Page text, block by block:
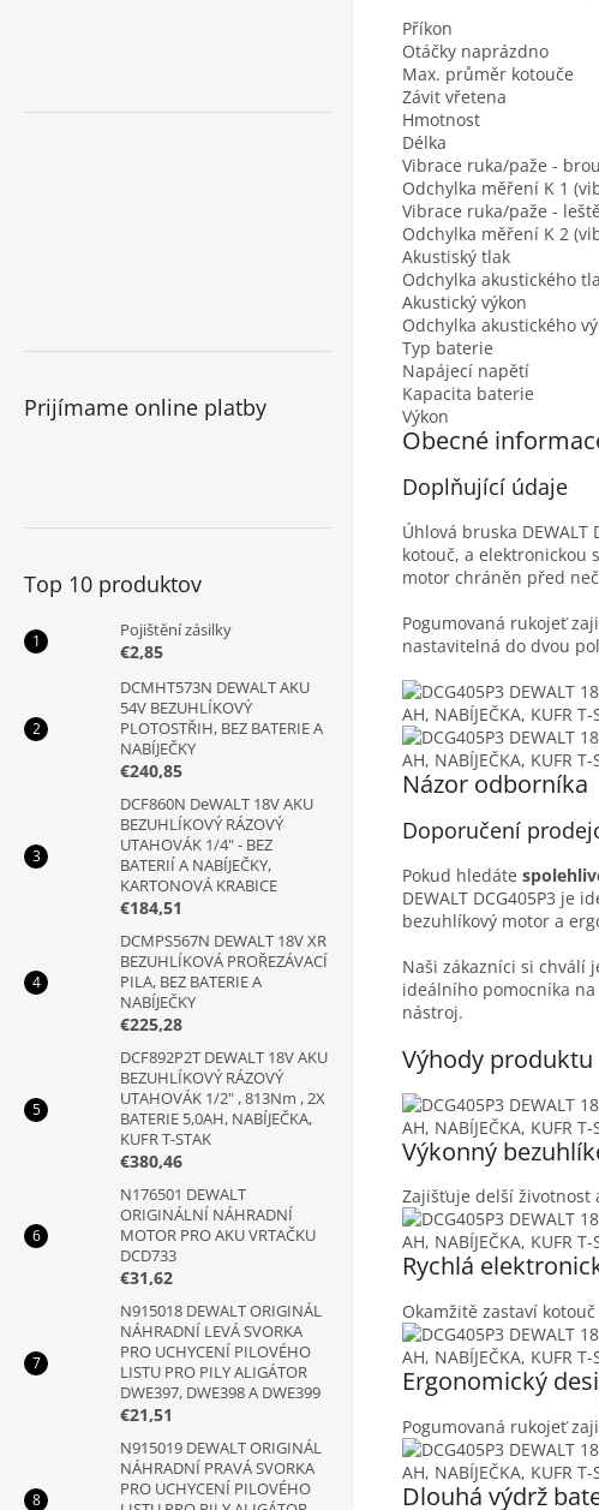
Prijímame online platby
Top 10 produktov
Pojištění zásilky
€2,85
DCMHT573N DEWALT AKU
54V BEZUHLÍKOVÝ
PLOTOSTŘIH, BEZ BATERIE A
NABÍJEČKY
€240,85
DCF860N DeWALT 18V AKU
BEZUHLÍKOVÝ RÁZOVÝ
UTAHOVÁK 1/4" - BEZ
BATERIÍ A NABÍJEČKY,
KARTONOVÁ KRABICE
€184,51
DCMPS567N DEWALT 18V XR
BEZUHLÍKOVÁ PROŘEZÁVACÍ
PILA, BEZ BATERIE A
NABÍJEČKY
€225,28
DCF892P2T DEWALT 18V AKU
BEZUHLÍKOVÝ RÁZOVÝ
UTAHOVÁK 1/2" , 813Nm , 2X
BATERIE 5,0AH, NABÍJEČKA,
KUFR T-STAK
€380,46
N176501 DEWALT
ORIGINÁLNÍ NÁHRADNÍ
MOTOR PRO AKU VRTAČKU
DCD733
€31,62
N915018 DEWALT ORIGINÁL
NÁHRADNÍ LEVÁ SVORKA
PRO UCHYCENÍ PILOVÉHO
LISTU PRO PILY ALIGÁTOR
DWE397, DWE398 A DWE399
€21,51
N915019 DEWALT ORIGINÁL
NÁHRADNÍ PRAVÁ SVORKA
PRO UCHYCENÍ PILOVÉHO
Příkon
Otáčky naprázdno
Max. průměr kotouče
Závit vřetena
Hmotnost
Délka
Vibrace ruka/paže -
Odchylka měření K 1
Vibrace ruka/paže -
Odchylka měření K 2
Akustiský tlak
Odchylka akustického
Akustický výkon
Odchylka akustického
Typ baterie
Napájecí napětí
Kapacita baterie
Výkon
Obecné
Doplňující údaje
Úhlová bruska
kotouč, a elektronickou
motor chráněn před
Pogumovaná rukojeť
nastavitelná do dvou
Názor odborníka
Doporučení
Pokud hledáte
DEWALT DCG405P3 je
bezuhlíkový motor a
Naši zákazníci si chválí
ideálního pomocníka
nástroj.
Výhody produktu
Výkonný
Zajišťuje delší životnost
Rychlá
Okamžitě zastaví
Ergonomický
Pogumovaná rukojeť
Dlouhá výdrž